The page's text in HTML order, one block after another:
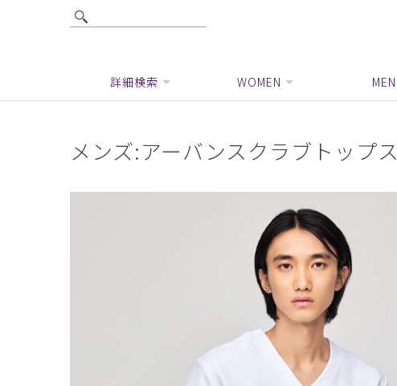
詳細検索 WOMEN MEN
メンズ:アーバンスクラブトップス